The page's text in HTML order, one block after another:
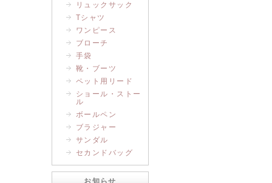
リュックサック
Tシャツ
ワンピース
ブローチ
手袋
靴・ブーツ
ペット用リード
ショール・ストー
ル
ボールペン
ブラジャー
サンダル
セカンドバッグ
お知らせ